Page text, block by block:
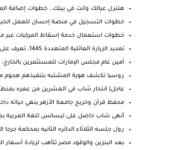
هتنزل عيالك وانت في بيتك.. خطوات إضافة
خطوات التسجيل في منصة إحسان للعمل
خطوات استعمال خدمة إسقاط المركبات عبر
تمديد الزيارة العائلية المتعددة 1445، تعرف على الش...
أمين عام مجلس الإمارات للمستثمرين بالخارج:
روسيا تكشف هوية المشتبه بتنفيذهم هجوم
عاجل| انتحار شاب في العشرين من عمره
محفظ قرآن وخريج جامعة الأزهر ينهي حياته
أنهى شاب حاصل على ليسانس للغة العربية
رول جلسه الثلاثاء الدائره الثانيه بمحكمة جرجا
بعد البنزين والوقود مصر تتأهب لزيادة أسعار